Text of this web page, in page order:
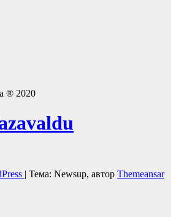
® 2020
| Тема: Newsup, автор Themeansar